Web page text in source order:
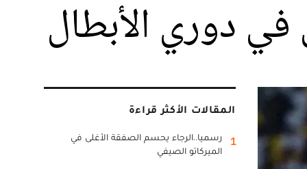
في دوري الأبطال
المقالات الأكثر قراءة
1
رسميا..الرجاء يحسم الصفقة الأغلى في
الميركاتو الصيفي